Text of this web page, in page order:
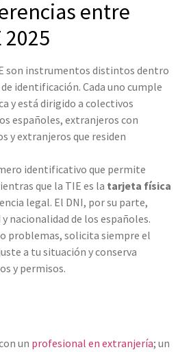
entre
2025
son instrumentos distintos dentro
identificación. Cada uno cumple
y está dirigido a colectivos
españoles, extranjeros con
y extranjeros que residen
identificativo que permite
que la TIE es la tarjeta física
legal. El DNI, por su parte,
nacionalidad de los españoles.
problemas, solicita siempre el
a tu situación y conserva
y permisos.
un profesional en extranjería; un